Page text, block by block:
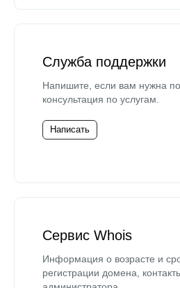
Служба поддержки
Напишите, если вам нужна
консультация по услугам.
Написать
Сервис Whois
Информация о возрасте и
регистрации домена,